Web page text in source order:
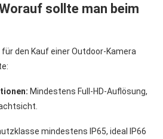
sollte man beim
den Kauf einer Outdoor-Kamera
Mindestens Full-HD-Auflösung,
mindestens IP65, ideal IP66